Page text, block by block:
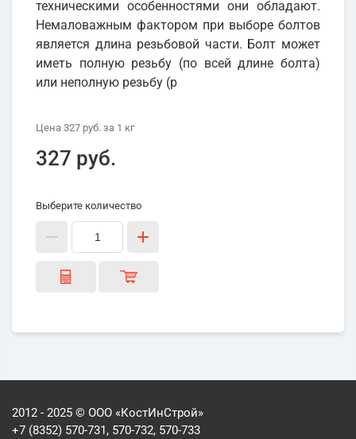
техническими особенностями они обладают.
Немаловажным фактором при выборе болтов
является длина резьбовой части. Болт может
иметь полную резьбу (по всей длине болта)
или неполную резьбу (р
Цена 327 руб. за 1 кг
327 руб.
Выберите количество
2012 - 2025 © ООО «КостИнСтрой»
+7 (8352) 570-731, 570-732, 570-733